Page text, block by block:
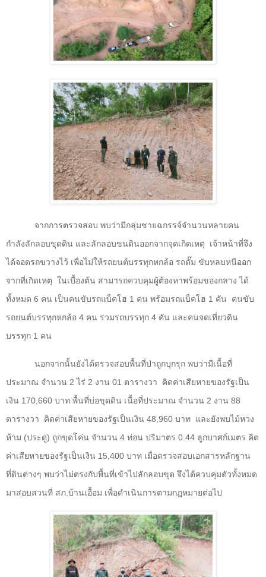
จากการตรวจสอบ พบว่ามีกลุ่มชายฉกรรจ์จำนวนหลายคน
กำลังลักลอบขุดดิน และลักลอบขนดินออกจากจุดเกิดเหตุ
เจ้าหน้าที่จึง
ได้จอดรถขวางไว้ เพื่อไม่ให้รถยนต์บรรทุกหกล้อ รถดั๊ม ขับหลบหนีออก
จากที่เกิดเหตุ ในเบื้องต้น สามารถควบคุมผู้ต้องหาพร้อมของกลาง ได้
ทั้งหมด 6 คน เป็นคนขับรถแบ็คโฮ 1 คน พร้อมรถแบ็คโฮ 1 คัน
คนขับ
รถยนต์บรรทุกหกล้อ 4 คน รวมรถบรรทุก 4 คัน และคนจดเที่ยวดิน
บรรทุก 1 คน
นอกจากนั้นยังได้ตรวจสอบพื้นที่ป่าถูกบุกรุก พบว่ามีเนื้อที่
ประมาณ จำนวน 2ไร่ 2 งาน 01 ตารางวา
คิดค่าเสียหายของรัฐเป็น
เงิน 170,660 บาท พื้นที่บ่อขุดดิน เนื้อที่ประมาณ จำนวน 2 งาน 88
ตารางวา
คิดค่าเสียหายของรัฐเป็นเงิน 48,960 บาท และยังพบไม้หวง
ห้าม (ประดู่) ถูกขุดโค่น จำนวน 4 ท่อน ปริมาตร 0.44 ลูกบาศก์เมตร คิด
ค่าเสียหายของรัฐเป็นเงิน 15,400 บาท เมื่อตรวจสอบเอกสารหลักฐาน
ที่ดินต่างๆ พบว่าไม่ตรงกับพื้นที่เข้าไปลักลอบขุด จึงได้ควบคุมตัวทั้งหมด
มาสอบสวนที่ สภ.บ้านเอื้อม เพื่อดำเนินการตามกฎหมายต่อไป